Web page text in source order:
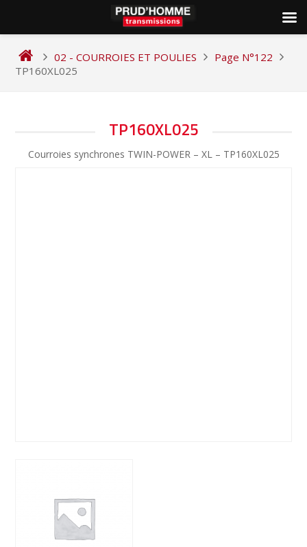
content
02 - COURROIES ET POULIES
Page N°122
TP160XL025
TP160XL025
Courroies synchrones TWIN-POWER – XL – TP160XL025
DE